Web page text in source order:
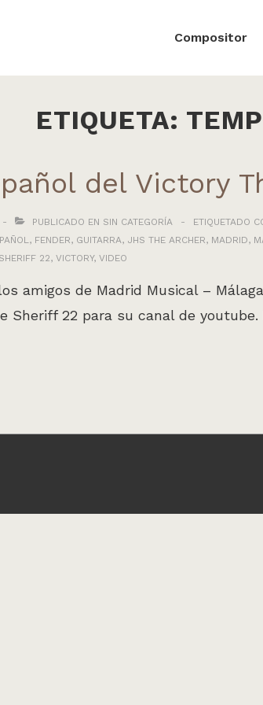
Compositor
ETIQUETA:
del Victory
PUBLICADO EN SIN CATEGORÍA ETIQUETADO
, FENDER, GUITARRA, JHS THE ARCHER, MADRID,
22, VICTORY, VIDEO
amigos de Madrid Musical –
Sheriff 22 para su canal de